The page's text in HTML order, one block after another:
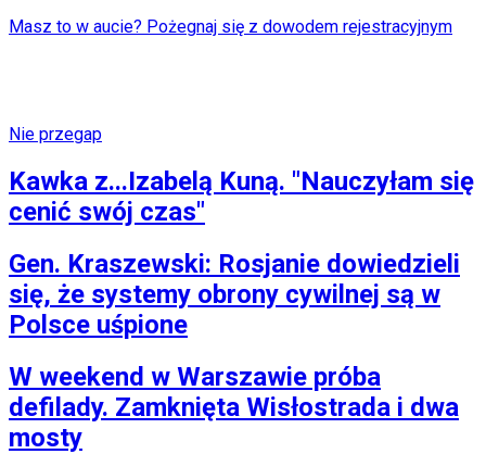
Masz to w aucie? Pożegnaj się z dowodem rejestracyjnym
Nie przegap
Kawka z...Izabelą Kuną. "Nauczyłam się
cenić swój czas"
Gen. Kraszewski: Rosjanie dowiedzieli
się, że systemy obrony cywilnej są w
Polsce uśpione
W weekend w Warszawie próba
defilady. Zamknięta Wisłostrada i dwa
mosty